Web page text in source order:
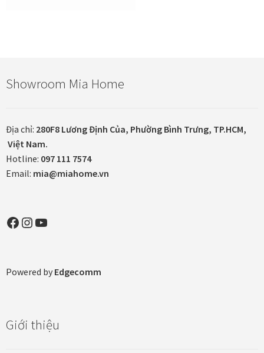
Homepage Test
In tranh treo tường theo yêu cầu
In ảnh theo yêu cầu
in tranh mica
Showroom Mia Home
Địa chỉ: 280F8 Lương Định Của, Phường Bình Trưng, TP.HCM,
Việt Nam.
Hotline: 097 111 7574
Email: mia@miahome.vn
Facebook
Instagram
YouTube
Powered by Edgecomm
Giới thiệu